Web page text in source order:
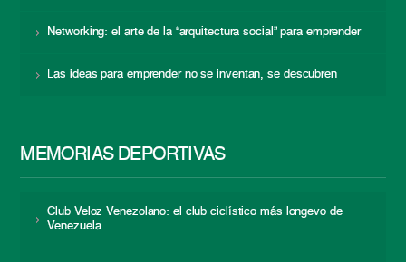
Networking: el arte de la “arquitectura social” para emprender
Las ideas para emprender no se inventan, se descubren
MEMORIAS DEPORTIVAS
Club Veloz Venezolano: el club ciclístico más longevo de
Venezuela